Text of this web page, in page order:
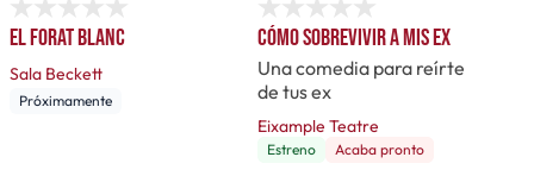
El forat blanc
Sala Beckett
Próximamente
Cómo sobrevivir a mis ex
Una comedia para reírte
de tus ex
Eixample Teatre
Estreno Acaba pronto